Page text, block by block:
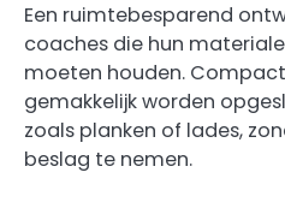
Een ruimtebesparend
coaches die hun
moeten houden.
gemakkelijk worden
zoals planken of lades,
beslag te nemen.